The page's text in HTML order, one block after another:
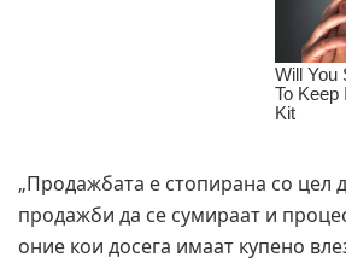
„Продажбата е стопирана со цел
продажби да се сумираат и
оние кои досега имаат купено